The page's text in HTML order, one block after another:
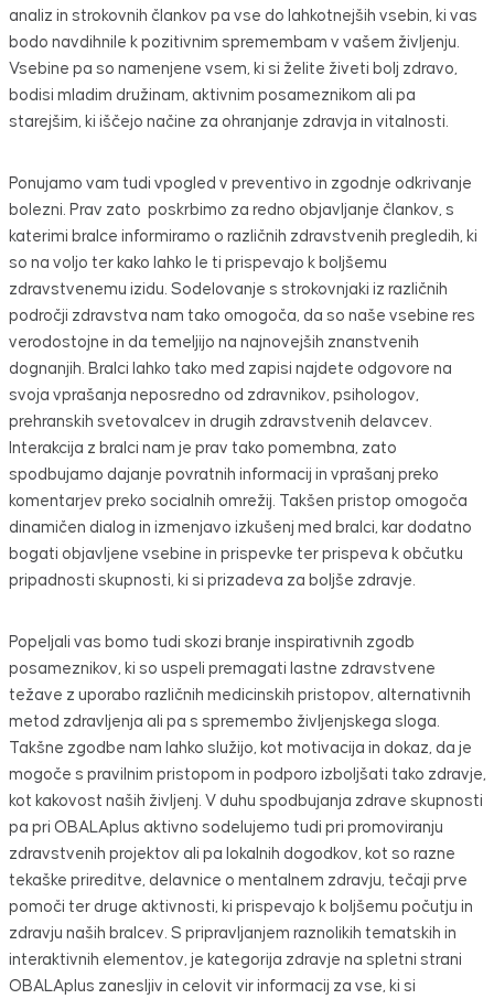
analiz in strokovnih člankov pa vse do lahkotnejših vsebin, ki vas
bodo navdihnile k pozitivnim spremembam v vašem življenju.
Vsebine pa so namenjene vsem, ki si želite živeti bolj zdravo,
bodisi mladim družinam, aktivnim posameznikom ali pa
starejšim, ki iščejo načine za ohranjanje zdravja in vitalnosti.
Ponujamo vam tudi vpogled v preventivo in zgodnje odkrivanje
bolezni. Prav zato poskrbimo za redno objavljanje člankov, s
katerimi bralce informiramo o različnih zdravstvenih pregledih, ki
so na voljo ter kako lahko le ti prispevajo k boljšemu
zdravstvenemu izidu. Sodelovanje s strokovnjaki iz različnih
področji zdravstva nam tako omogoča, da so naše vsebine res
verodostojne in da temeljijo na najnovejših znanstvenih
dognanjih. Bralci lahko tako med zapisi najdete odgovore na
svoja vprašanja neposredno od zdravnikov, psihologov,
prehranskih svetovalcev in drugih zdravstvenih delavcev.
Interakcija z bralci nam je prav tako pomembna, zato
spodbujamo dajanje povratnih informacij in vprašanj preko
komentarjev preko socialnih omrežij. Takšen pristop omogoča
dinamičen dialog in izmenjavo izkušenj med bralci, kar dodatno
bogati objavljene vsebine in prispevke ter prispeva k občutku
pripadnosti skupnosti, ki si prizadeva za boljše zdravje.
Popeljali vas bomo tudi skozi branje inspirativnih zgodb
posameznikov, ki so uspeli premagati lastne zdravstvene
težave z uporabo različnih medicinskih pristopov, alternativnih
metod zdravljenja ali pa s spremembo življenjskega sloga.
Takšne zgodbe nam lahko služijo, kot motivacija in dokaz, da je
mogoče s pravilnim pristopom in podporo izboljšati tako zdravje,
kot kakovost naših življenj. V duhu spodbujanja zdrave skupnosti
pa pri OBALAplus aktivno sodelujemo tudi pri promoviranju
zdravstvenih projektov ali pa lokalnih dogodkov, kot so razne
tekaške prireditve, delavnice o mentalnem zdravju, tečaji prve
pomoči ter druge aktivnosti, ki prispevajo k boljšemu počutju in
zdravju naših bralcev. S pripravljanjem raznolikih tematskih in
interaktivnih elementov, je kategorija zdravje na spletni strani
OBALAplus zanesljiv in celovit vir informacij za vse, ki si